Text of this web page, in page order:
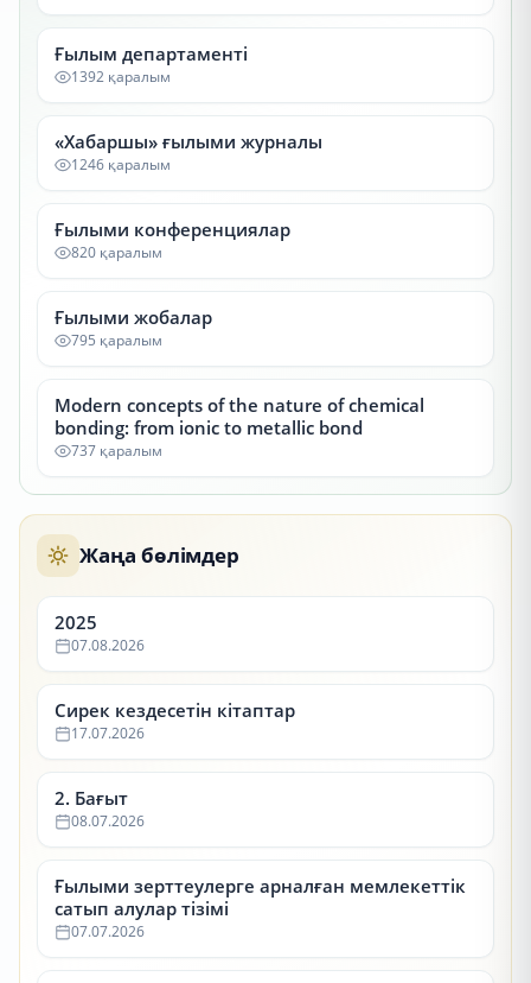
Ғылым департаменті
1392 қаралым
«Хабаршы» ғылыми журналы
1246 қаралым
Ғылыми конференциялар
820 қаралым
Ғылыми жобалар
795 қаралым
Modern concepts of the nature of chemical
bonding: from ionic to metallic bond
737 қаралым
Жаңа бөлімдер
2025
07.08.2026
Сирек кездесетін кітаптар
17.07.2026
2. Бағыт
08.07.2026
Ғылыми зерттеулерге арналған мемлекеттік
сатып алулар тізімі
07.07.2026